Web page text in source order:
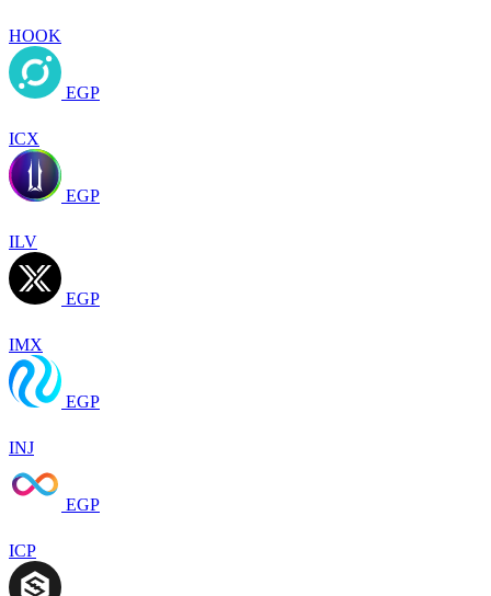
HOOK
EGP
ICX
EGP
ILV
EGP
IMX
EGP
INJ
EGP
ICP